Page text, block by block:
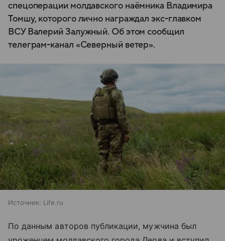
спецоперации молдавского наёмника Владимира
Томшу, которого лично награждал экс-главком
ВСУ Валерий Залужный. Об этом сообщил
телеграм-канал «Северный ветер».
Источник: Life.ru
По данным авторов публикации, мужчина был